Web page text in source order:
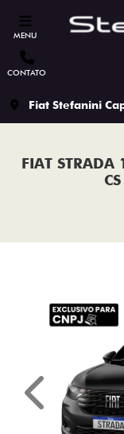
MENU
CONTATO
Fiat Stefanini
FIAT STRADA
Previous